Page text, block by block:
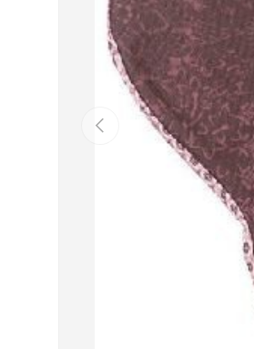
Précédent